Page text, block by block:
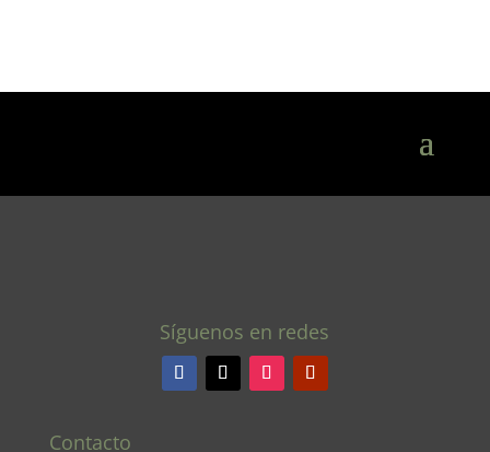
Síguenos en redes
Contacto